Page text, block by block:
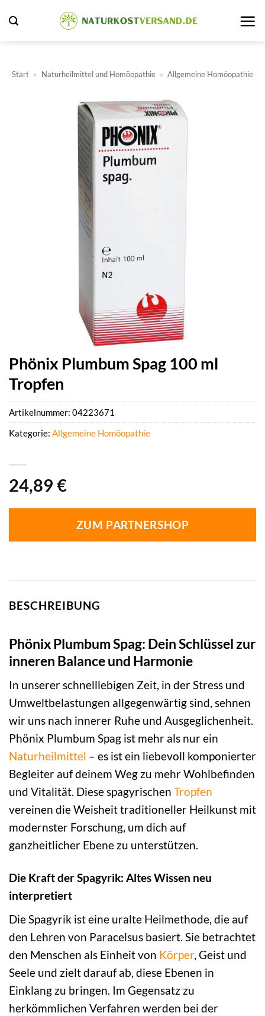
Inhalt
springen
Start » Naturheilmittel und Homöopathie » Allgemeine Homöopathie
Phönix Plumbum Spag 100 ml
Tropfen
24,89 €
ZUM PARTNERSHOP
Artikelnummer: 04223671
Kategorie: Allgemeine Homöopathie
BESCHREIBUNG
Phönix Plumbum Spag: Dein Schlüssel zur
inneren Balance und Harmonie
In unserer schnelllebigen Zeit, in der Stress und
Umweltbelastungen allgegenwärtig sind, sehnen
wir uns nach innerer Ruhe und Ausgeglichenheit.
Phönix Plumbum Spag ist mehr als nur ein
Naturheilmittel – es ist ein liebevoll komponierter
Begleiter auf deinem Weg zu mehr Wohlbefinden
und Vitalität. Diese spagyrischen Tropfen
vereinen die Weisheit traditioneller Heilkunst mit
modernster Forschung, um dich auf
ganzheitlicher Ebene zu unterstützen.
Die Kraft der Spagyrik: Altes Wissen neu
interpretiert
Die Spagyrik ist eine uralte Heilmethode, die auf
den Lehren von Paracelsus basiert. Sie betrachtet
den Menschen als Einheit von Körper, Geist und
Seele und zielt darauf ab, diese Ebenen in
Einklang zu bringen. Im Gegensatz zu
herkömmlichen Verfahren werden bei der